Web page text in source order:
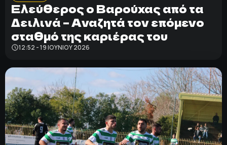
Ελεύθερος ο Βαρούχας από τα
Δειλινά – Αναζητά τον επόμενο
σταθμό της καριέρας του
12:52 - 19 ΙΟΥΝΊΟΥ 2026